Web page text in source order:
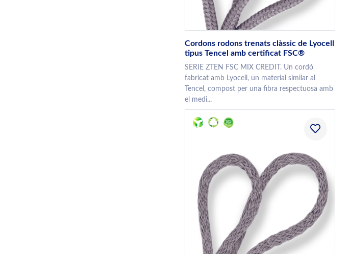
Cordons rodons trenats clàssic de Lyocell
tipus Tencel amb certificat FSC®
SERIE ZTEN FSC MIX CREDIT. Un cordó
fabricat amb Lyocell, un material similar al
Tencel, compost per una fibra respectuosa amb
el medi...